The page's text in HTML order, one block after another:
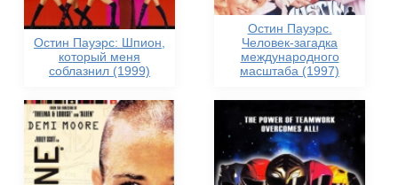
Остин Пауэрс: Шпион,
который меня
соблазнил (1999)
Остин Пауэрс.
Человек-загадка
международного
масштаба (1997)